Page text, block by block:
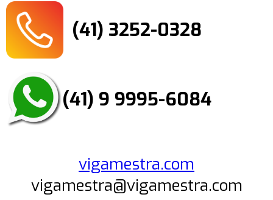
(41) 3252-0328
(41) 9 9995-6084
vigamestra.com
vigamestra@vigamestra.com